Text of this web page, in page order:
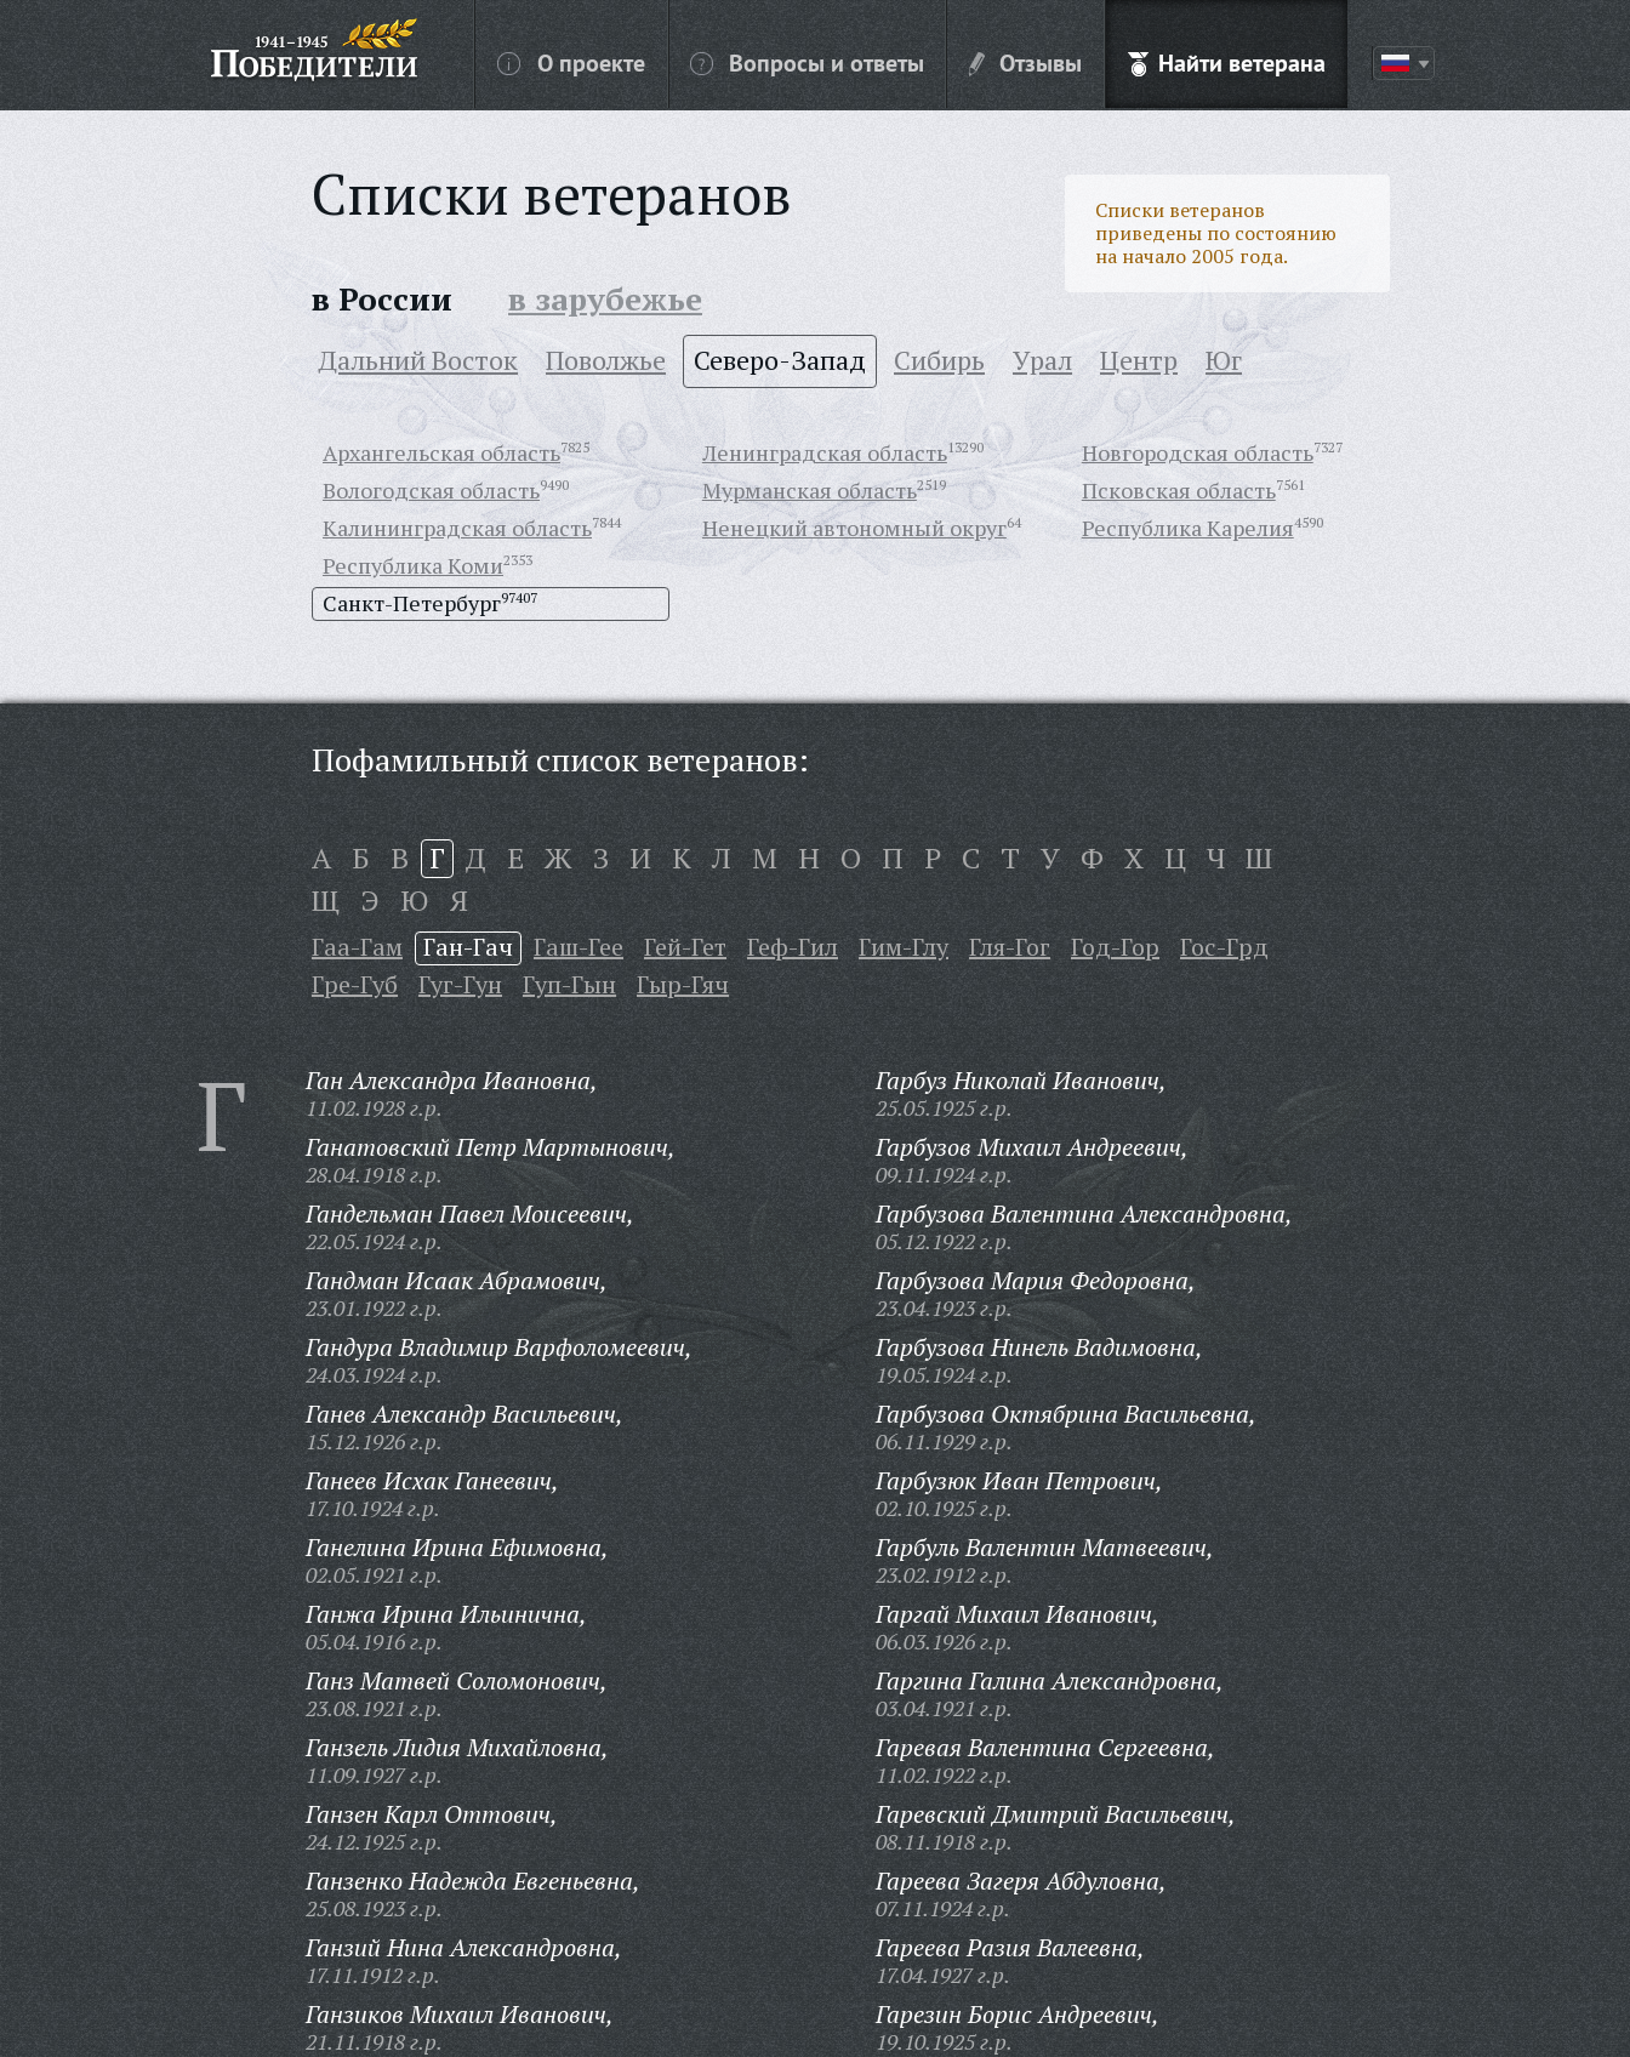
О проекте Вопросы и ответы Отзывы Найти ветерана
Списки ветеранов
Списки ветеранов
приведены по состоянию
на начало 2005 года.
в России в зарубежье
Дальний Восток Поволжье Северо-Запад Сибирь Урал Центр Юг
Архангельская область7825
Вологодская область9490
Калининградская область7844
Ленинградская область13290
Мурманская область2519
Ненецкий автономный округ64
Новгородская область7327
Псковская область7561
Республика Карелия4590
Республика Коми2353
Санкт-Петербург97407
Пофамильный список ветеранов:
А Б В Г Д Е Ж З И К Л М Н О П Р С Т У Ф Х Ц Ч Ш
Щ Э Ю Я
Гаа-Гам Ган-Гач Гаш-Гее Гей-Гет Геф-Гил Гим-Глу Гля-Гог Год-Гор
Гос-Грд
Гре-Губ
Гуг-Гун Гуп-Гын Гыр-Гяч
Г Ган Александра Ивановна,
11.02.1928 г.р.
Ганатовский Петр Мартынович,
28.04.1918 г.р.
Гандельман Павел Моисеевич,
22.05.1924 г.р.
Гандман Исаак Абрамович,
23.01.1922 г.р.
Гандура Владимир Варфоломеевич,
24.03.1924 г.р.
Ганев Александр Васильевич,
15.12.1926 г.р.
Ганеев Исхак Ганеевич,
17.10.1924 г.р.
Ганелина Ирина Ефимовна,
02.05.1921 г.р.
Ганжа Ирина Ильинична,
05.04.1916 г.р.
Ганз Матвей Соломонович,
23.08.1921 г.р.
Ганзель Лидия Михайловна,
11.09.1927 г.р.
Ганзен Карл Оттович,
24.12.1925 г.р.
Ганзенко Надежда Евгеньевна,
25.08.1923 г.р.
Ганзий Нина Александровна,
17.11.1912 г.р.
Ганзиков Михаил Иванович,
21.11.1918 г.р.
Гарбуз Николай Иванович,
25.05.1925 г.р.
Гарбузов Михаил Андреевич,
09.11.1924 г.р.
Гарбузова Валентина Александровна,
05.12.1922 г.р.
Гарбузова Мария Федоровна,
23.04.1923 г.р.
Гарбузова Нинель Вадимовна,
19.05.1924 г.р.
Гарбузова Октябрина Васильевна,
06.11.1929 г.р.
Гарбузюк Иван Петрович,
02.10.1925 г.р.
Гарбуль Валентин Матвеевич,
23.02.1912 г.р.
Гаргай Михаил Иванович,
06.03.1926 г.р.
Гаргина Галина Александровна,
03.04.1921 г.р.
Гаревая Валентина Сергеевна,
11.02.1922 г.р.
Гаревский Дмитрий Васильевич,
08.11.1918 г.р.
Гареева Загеря Абдуловна,
07.11.1924 г.р.
Гареева Разия Валеевна,
17.04.1927 г.р.
Гарезин Борис Андреевич,
19.10.1925 г.р.